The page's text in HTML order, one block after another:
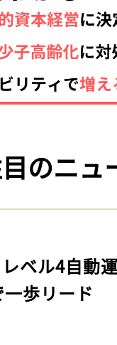
のニュ
レベル4自動
歩リード